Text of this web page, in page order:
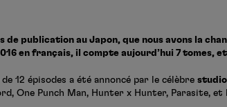
de publication au Japon, que nous avons la
en français, il compte aujourd’hui 7 tomes,
12 épisodes a été annoncé par le célèbre
One Punch Man, Hunter x Hunter, Parasite, et